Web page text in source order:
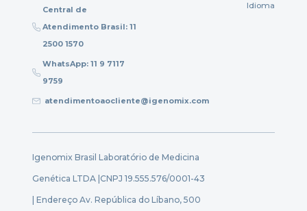
Central de
Atendimento Brasil: 11
2500 1570
WhatsApp: 11 9 7117
9759
atendimentoaocliente@igenomix.com
Idioma
Igenomix Brasil Laboratório de Medicina
Genética LTDA |CNPJ 19.555.576/0001-43
| Endereço Av. República do Líbano, 500